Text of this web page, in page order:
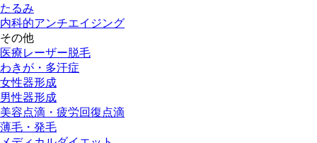
たるみ
内科的アンチエイジング
その他
医療レーザー脱毛
わきが・多汗症
女性器形成
男性器形成
美容点滴・疲労回復点滴
薄毛・発毛